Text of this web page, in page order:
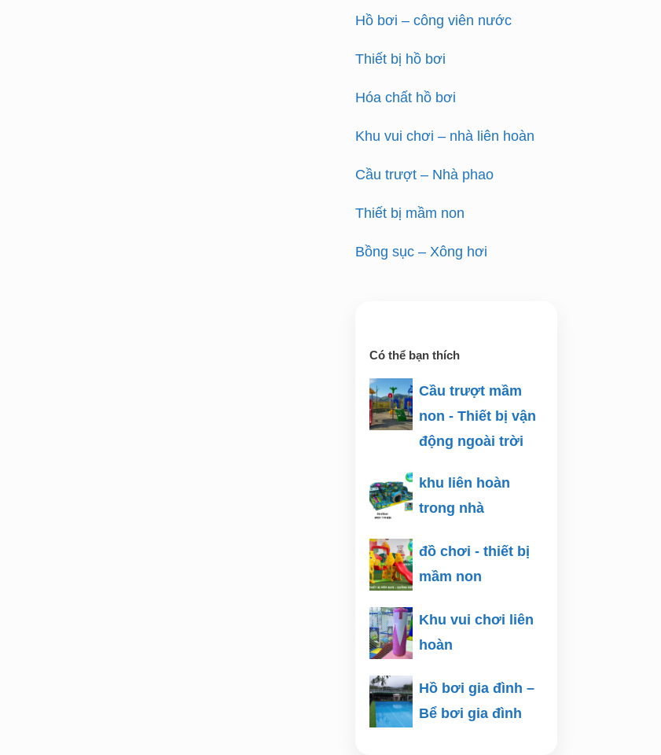
Hồ bơi – công viên nước
Thiết bị hồ bơi
Hóa chất hồ bơi
Khu vui chơi – nhà liên hoàn
Cầu trượt – Nhà phao
Thiết bị mầm non
Bồng sục – Xông hơi
Có thể bạn thích
Cầu trượt mầm
non - Thiết bị vận
động ngoài trời
khu liên hoàn
trong nhà
đồ chơi - thiết bị
mầm non
Khu vui chơi liên
hoàn
Hồ bơi gia đình –
Bể bơi gia đình